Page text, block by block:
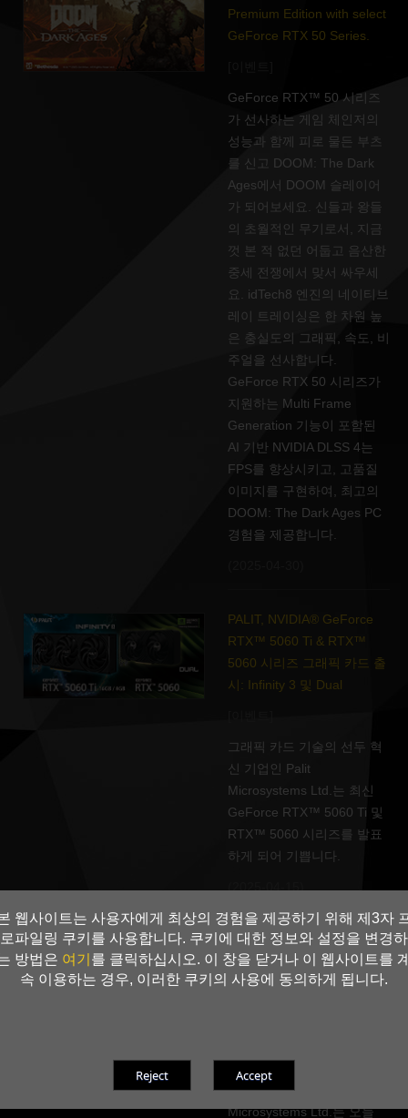
웹사이트는 사용자에게 최상의 경험을 제공하기 위해 제3자
로파일링 쿠키를 사용합니다. 쿠키에 대한 정보와 설정을 변경하
방법은 여기를 클릭하십시오. 이 창을 닫거나 이 웹사이트를
속 이용하는 경우, 이러한 쿠키의 사용에 동의하게 됩니다.
Premium Edition with select
GeForce RTX 50 Series.
GeForce RTX™ 50 시리즈
가 선사하는 게임 체인저의
성능과 함께 피로 물든 부츠
를 신고 DOOM: The Dark
Ages에서 DOOM 슬레이어
가 되어보세요. 신들과 왕들
의 초월적인 무기로서, 지금
껏 본 적 없던 어둡고 음산한
중세 전쟁에서 맞서 싸우세
요. idTech8 엔진의 네이티브
레이 트레이싱은 한 차원 높
은 충실도의 그래픽, 속도, 비
주얼을 선사합니다.
GeForce RTX 50 시리즈가
지원하는 Multi Frame
Generation 기능이 포함된
AI 기반 NVIDIA DLSS 4는
FPS를 향상시키고, 고품질
이미지를 구현하여, 최고의
DOOM: The Dark Ages PC
경험을 제공합니다.
PALIT, NVIDIA® GeForce
RTX™ 5060 Ti & RTX™
5060 시리즈 그래픽 카드 출
시: Infinity 3 및 Dual
그래픽 카드 기술의 선두 혁
신 기업인 Palit
Microsystems Ltd.는 최신
GeForce RTX™ 5060 Ti 및
RTX™ 5060 시리즈를 발표
하게 되어 기쁩니다.
Palit, NVIDIA GeForce
RTX™ 50 시리즈 그래픽 카
드 GameRock 및
도적인 혁신 기업인 Palit
Microsystems Ltd.는 오늘